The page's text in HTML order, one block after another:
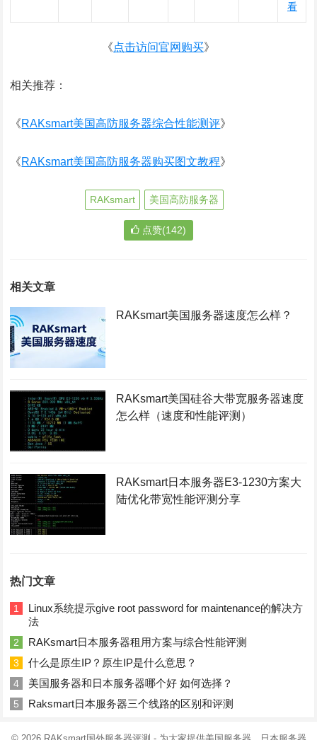
看
《点击访问官网购买》
相关推荐：
《RAKsmart美国高防服务器综合性能测评》
《RAKsmart美国高防服务器购买图文教程》
RAKsmart 美国高防服务器
点赞(142)
相关文章
RAKsmart美国服务器速度怎么样？
RAKsmart美国硅谷大带宽服务器速度
怎么样（速度和性能评测）
RAKsmart日本服务器E3-1230方案大
陆优化带宽性能评测分享
热门文章
1
Linux系统提示give root password for maintenance的解决方
法
2 RAKsmart日本服务器租用方案与综合性能评测
3 什么是原生IP？原生IP是什么意思？
4 美国服务器和日本服务器哪个好 如何选择？
5 Raksmart日本服务器三个线路的区别和评测